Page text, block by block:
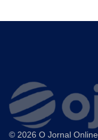
© 2026 O Jornal Online.